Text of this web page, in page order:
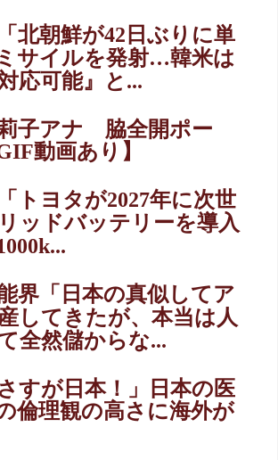
北朝鮮が42日ぶりに単
サイルを発射…韓米は
応可能』と...
子アナ 脇全開ポー
動画あり】
トヨタが2027年に次世
ッドバッテリーを導入
界「日本の真似してア
してきたが、本当は人
全然儲からな...
すが日本！」日本の医
倫理観の高さに海外が